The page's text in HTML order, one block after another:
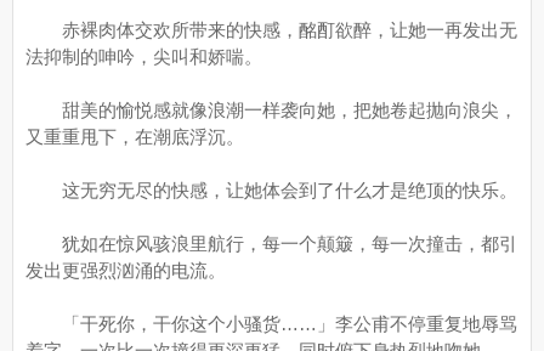
赤裸肉体交欢所带来的快感，酩酊欲醉，让她一再发出无
法抑制的呻吟，尖叫和娇喘。
甜美的愉悦感就像浪潮一样袭向她，把她卷起抛向浪尖，
又重重甩下，在潮底浮沉。
这无穷无尽的快感，让她体会到了什么才是绝顶的快乐。
犹如在惊风骇浪里航行，每一个颠簸，每一次撞击，都引
发出更强烈汹涌的电流。
「干死你，干你这个小骚货……」李公甫不停重复地辱骂